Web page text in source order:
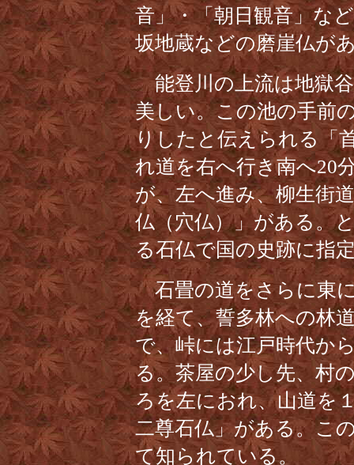
音」・「朝日観音」な
坂地蔵などの磨崖仏が
能登川の上流は地獄谷
美しい。この池の手前
りしたと伝えられる「
れ道を右へ行き南へ20
が、左へ進み、柳生街
仏（穴仏）」がある。
る石仏で国の史跡に指
石畳の道をさらに東
を経て、誓多林への林
で、峠には江戸時代か
る。茶屋の少し先、村
ろを左におれ、山道を
二尊石仏」がある。こ
て知られている。